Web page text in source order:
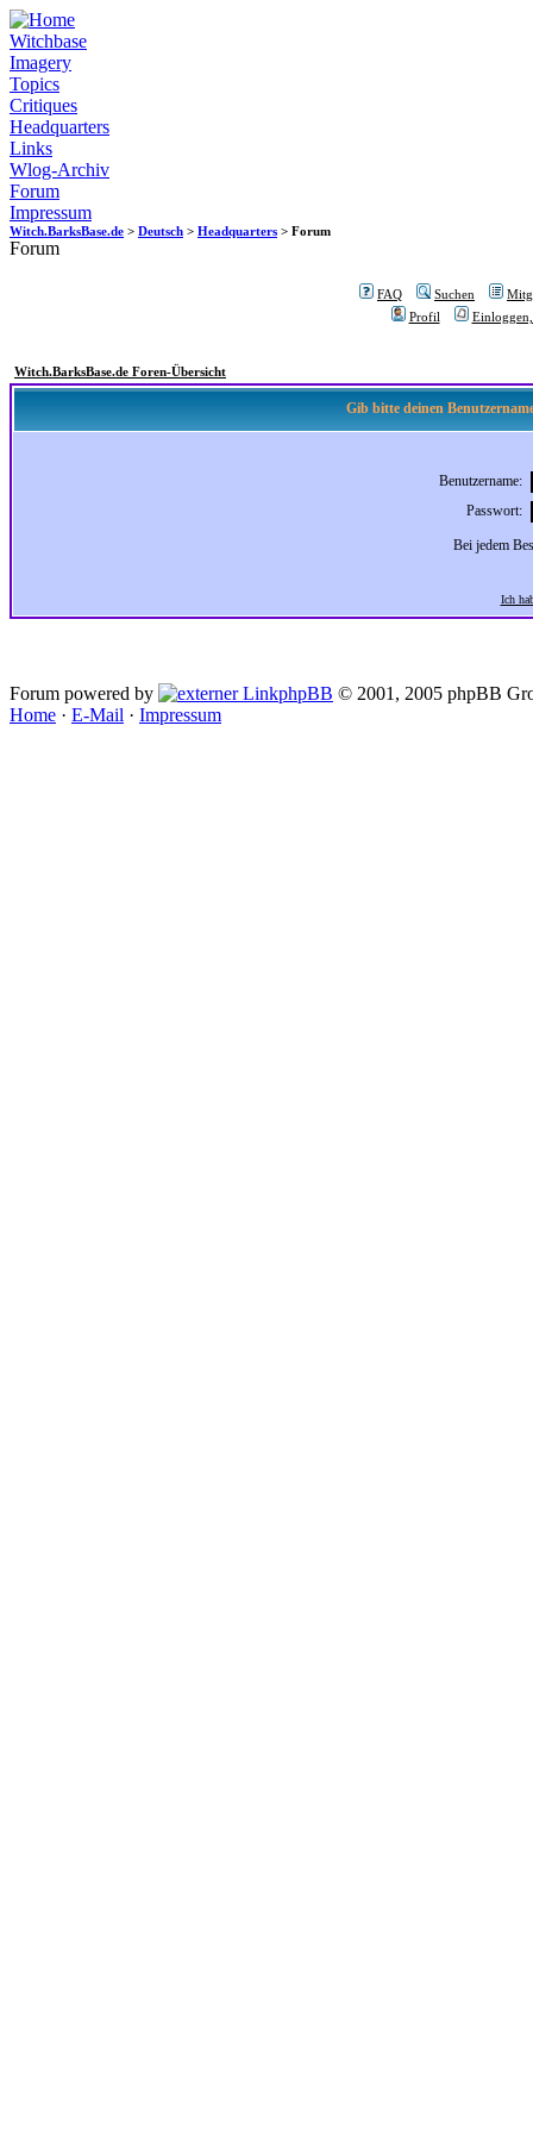
Witchbase
Imagery
Topics
Critiques
Headquarters
Links
Wlog-Archiv
Forum
Impressum
Witch.BarksBase.de > Deutsch > Headquarters > Forum
Forum
FAQ Suchen
Profil
Witch.BarksBase.de Foren-Übersicht
Gib bitte deinen
Benutzername:
Passwort:
Bei jedem
Ich
Forum powered by phpBB © 2001, 2005 phpBB
Home · E-Mail · Impressum